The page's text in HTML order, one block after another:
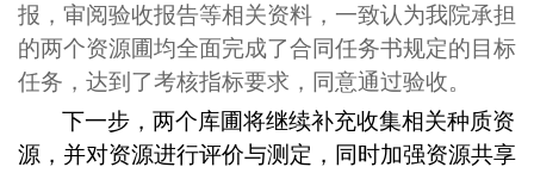
报，审阅验收报告等相关资料，一致认为我院承担
的两个资源圃均全面完成了合同任务书规定的目标
任务，达到了考核指标要求，同意通过验收。
下一步，两个库圃将继续补充收集相关种质资
源，并对资源进行评价与测定，同时加强资源共享